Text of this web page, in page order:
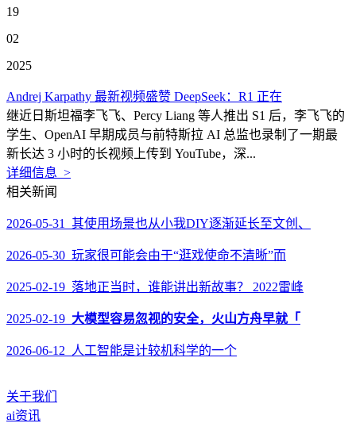
19
02
2025
Andrej Karpathy 最新视频盛赞 DeepSeek：R1 正在
继近日斯坦福李飞飞、Percy Liang 等人推出 S1 后，李飞飞的
学生、OpenAI 早期成员与前特斯拉 AI 总监也录制了一期最
新长达 3 小时的长视频上传到 YouTube，深...
详细信息 >
相关新闻
2026-05-31 其使用场景也从小我DIY逐渐延长至文创、
2026-05-30 玩家很可能会由于“逛戏使命不清晰”而
2025-02-19 落地正当时，谁能讲出新故事？ 2022雷峰
2025-02-19 大模型容易忽视的安全，火山方舟早就「
2026-06-12 人工智能是计较机科学的一个
关于我们
ai资讯